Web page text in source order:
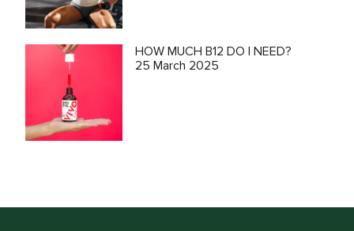
HOW MUCH B12 DO I NEED?
25 March 2025